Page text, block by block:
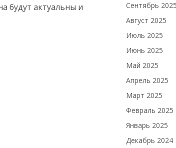
будут актуальны и
Сентябрь 2025
Август 2025
Июль 2025
Июнь 2025
Май 2025
Апрель 2025
Март 2025
Февраль 2025
Январь 2025
Декабрь 2024